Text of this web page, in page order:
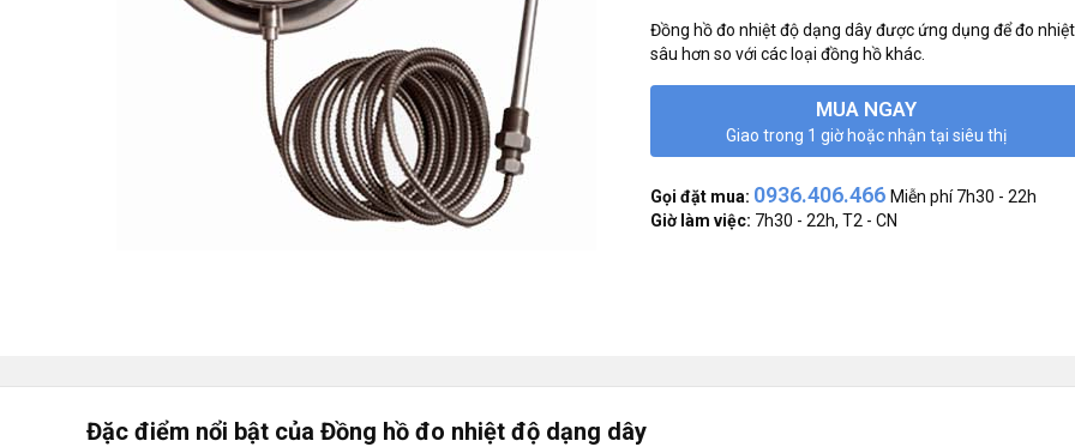
Đồng hồ đo nhiệt độ dạng dây được ứng dụng để đo
sâu hơn so với các loại đồng hồ khác.
MUA NGAY
Giao trong 1 giờ hoặc nhận tại siêu thị
Gọi đặt mua: 0936.406.466 Miễn phí 7h30 - 22h
Giờ làm việc: 7h30 - 22h, T2 - CN
Đặc điểm nổi bật của Đồng hồ đo nhiệt độ dạng dây